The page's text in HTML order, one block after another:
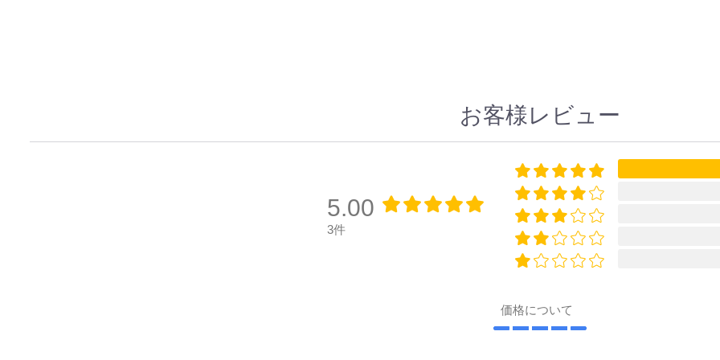
お客様レビュー
5.00
3件
価格について